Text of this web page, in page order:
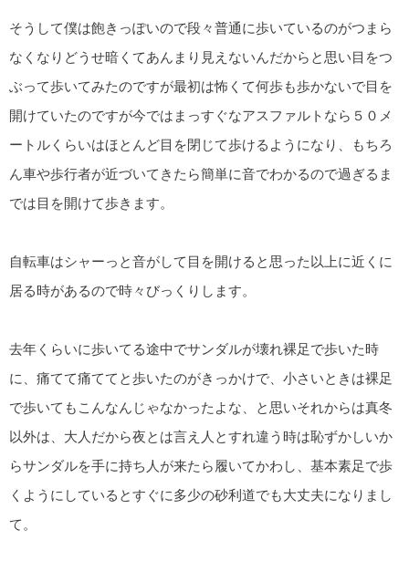
そうして僕は飽きっぽいので段々普通に歩いているのがつまら
なくなりどうせ暗くてあんまり見えないんだからと思い目をつ
ぶって歩いてみたのですが最初は怖くて何歩も歩かないで目を
開けていたのですが今ではまっすぐなアスファルトなら５０メ
ートルくらいはほとんど目を閉じて歩けるようになり、もちろ
ん車や歩行者が近づいてきたら簡単に音でわかるので過ぎるま
では目を開けて歩きます。
自転車はシャーっと音がして目を開けると思った以上に近くに
居る時があるので時々びっくりします。
去年くらいに歩いてる途中でサンダルが壊れ裸足で歩いた時
に、痛てて痛ててと歩いたのがきっかけで、小さいときは裸足
で歩いてもこんなんじゃなかったよな、と思いそれからは真冬
以外は、大人だから夜とは言え人とすれ違う時は恥ずかしいか
らサンダルを手に持ち人が来たら履いてかわし、基本素足で歩
くようにしているとすぐに多少の砂利道でも大丈夫になりまし
て。